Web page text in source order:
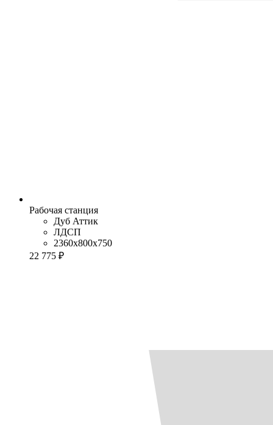
Рабочая станция
Дуб Аттик
ЛДСП
2360x800x750
22 775 ₽